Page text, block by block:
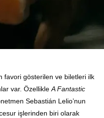
favori gösterilen ve biletleri ilk
var. ÖzellikleA Fantastic
Sebastián Lelio’nun
işlerinden biri olarak